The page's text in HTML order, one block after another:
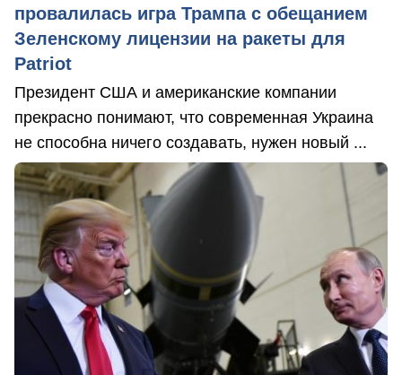
провалилась игра Трампа с обещанием
Зеленскому лицензии на ракеты для
Patriot
Президент США и американские компании
прекрасно понимают, что современная Украина
не способна ничего создавать, нужен новый ...